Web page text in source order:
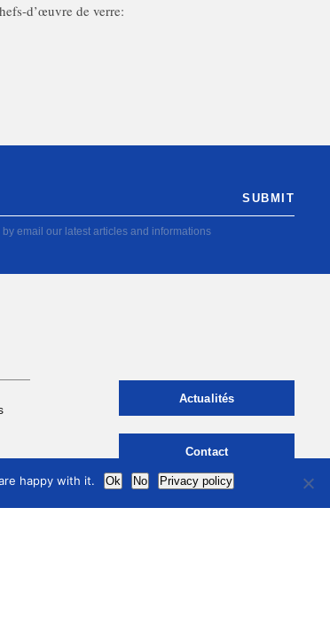
d’œuvre de verre:
email our latest articles and informations
Actualités
Contact
international
happy with it. Ok No Privacy policy